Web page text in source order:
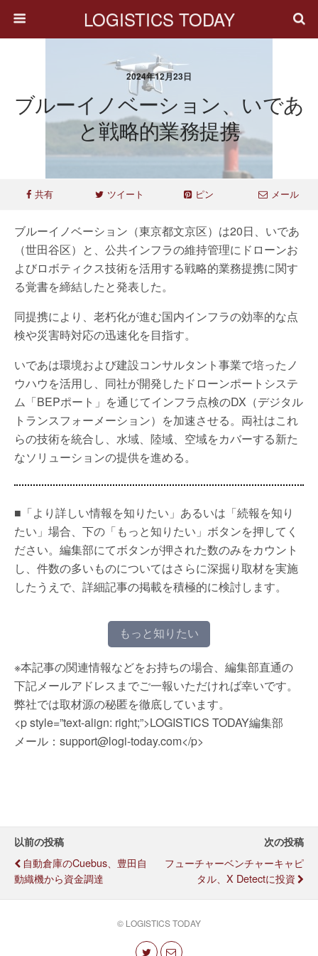
LOGISTICS TODAY
2024年12月23日
ブルーイノベーション、いであ
と戦略的業務提携
共有 ツイート ピン メール
ブルーイノベーション（東京都文京区）は20日、いであ
（世田谷区）と、公共インフラの維持管理にドローンお
よびロボティクス技術を活用する戦略的業務提携に関す
る覚書を締結したと発表した。
同提携により、老朽化が進む国内インフラの効率的な点
検や災害時対応の迅速化を目指す。
いであは環境および建設コンサルタント事業で培ったノ
ウハウを活用し、同社が開発したドローンポートシステ
ム「BEPポート」を通じてインフラ点検のDX（デジタル
トランスフォーメーション）を加速させる。両社はこれ
らの技術を統合し、水域、陸域、空域をカバーする新た
なソリューションの提供を進める。
■「より詳しい情報を知りたい」あるいは「続報を知り
たい」場合、下の「もっと知りたい」ボタンを押してく
ださい。編集部にてボタンが押された数のみをカウント
し、件数の多いものについてはさらに深掘り取材を実施
したうえで、詳細記事の掲載を積極的に検討します。
もっと知りたい
※本記事の関連情報などをお持ちの場合、編集部直通の
下記メールアドレスまでご一報いただければ幸いです。
弊社では取材源の秘匿を徹底しています。
<p style=”text-align: right;”>LOGISTICS TODAY編集部
メール：support@logi-today.com</p>
以前の投稿
自動倉庫のCuebus、豊田自
動織機から資金調達
次の投稿
フューチャーベンチャーキャピ
タル、X Detectに投資
© LOGISTICS TODAY